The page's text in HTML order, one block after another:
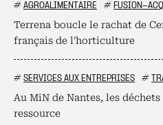
# AGROALIMENTAIRE # FUSION-
Terrena boucle le rachat de
français de l'horticulture
# SERVICES AUX ENTREPRISES #
Au MiN de Nantes, les
ressource